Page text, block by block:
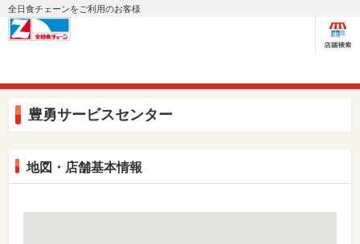
全日食チェーンをご利用のお客様
豊勇サービスセンター
地図・店舗基本情報